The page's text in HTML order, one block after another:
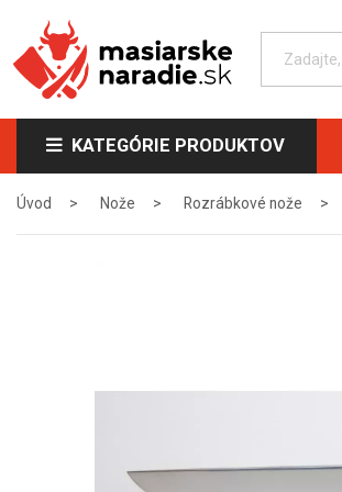
KATEGÓRIE PRODUKTOV
Úvod Nože Rozrábkové nože